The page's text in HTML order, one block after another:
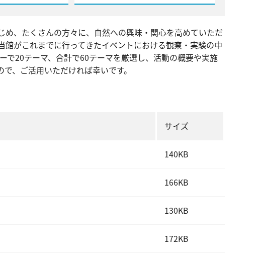
め、たくさんの方々に、自然への興味・関心を高めていただ
がこれまでに行ってきたイベントにおける観察・実験の中
で20テーマ、合計で60テーマを厳選し、活動の概要や実施
、ご活用いただければ幸いです。
サイズ
140KB
166KB
130KB
172KB